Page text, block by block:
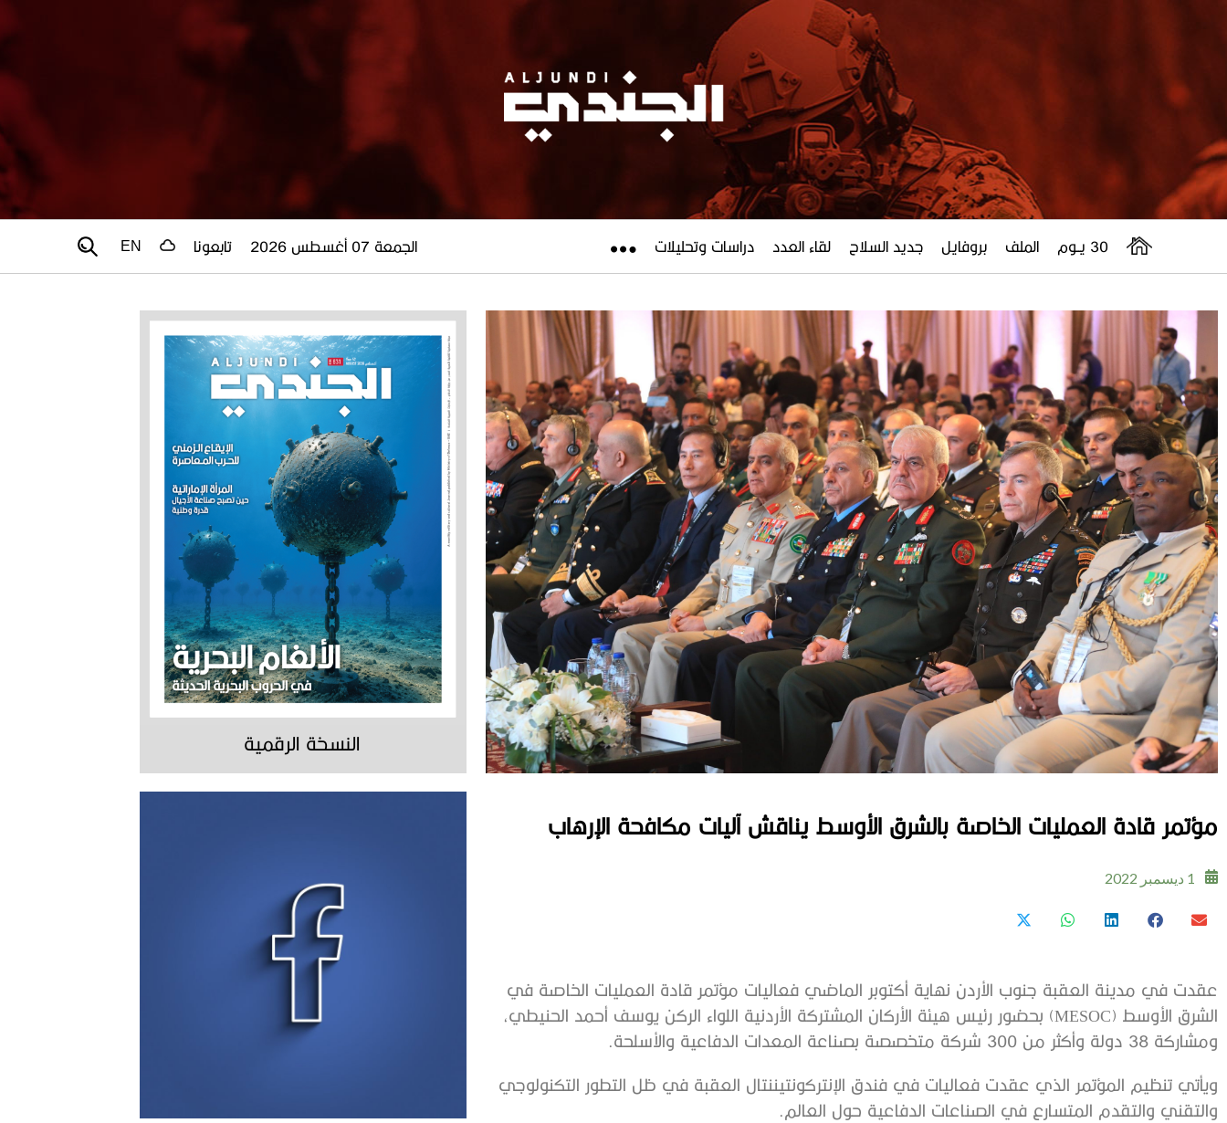
30 يــوم الملف بروفايل جديد السلاح لقاء العدد دراسات وتحليلات الجمعة 07 أغسطس 2026 تابعونا EN
مؤتمر قادة العمليات الخاصة بالشرق الأوسط يناقش آليات مكافحة الإرهاب
1 ديسمبر 2022
عقدت في مدينة العقبة جنوب الأردن نهاية أكتوبر الماضي فعاليات مؤتمر قادة العمليات الخاصة في
الشرق الأوسط (MESOC) بحضور رئيس هيئة الأركان المشتركة الأردنية اللواء الركن يوسف أحمد الحنيطي،
ومشاركة 38 دولة وأكثر من 300 شركة متخصصة بصناعة المعدات الدفاعية والأسلحة.
ويأتي تنظيم المؤتمر الذي عقدت فعاليات في فندق الإنتركونتيننتال العقبة في ظل التطور التكنولوجي
والتقني والتقدم المتسارع في الصناعات الدفاعية حول العالم.
النسخة الرقمية